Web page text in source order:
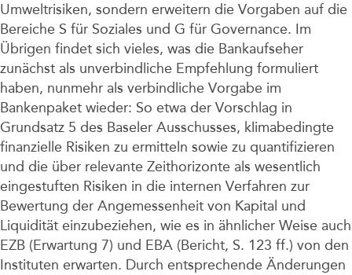
Umweltrisiken, sondern erweitern die Vorgaben auf die
Bereiche S für Soziales und G für Governance. Im
Übrigen findet sich vieles, was die Bankaufseher
zunächst als unverbindliche Empfehlung formuliert
haben, nunmehr als verbindliche Vorgabe im
Bankenpaket wieder: So etwa der Vorschlag in
Grundsatz 5 des Baseler Ausschusses, klimabedingte
finanzielle Risiken zu ermitteln sowie zu quantifizieren
und die über relevante Zeithorizonte als wesentlich
eingestuften Risiken in die internen Verfahren zur
Bewertung der Angemessenheit von Kapital und
Liquidität einzubeziehen, wie es in ähnlicher Weise auch
EZB (Erwartung 7) und EBA (Bericht, S. 123 ff.) von den
Instituten erwarten. Durch entsprechende Änderungen